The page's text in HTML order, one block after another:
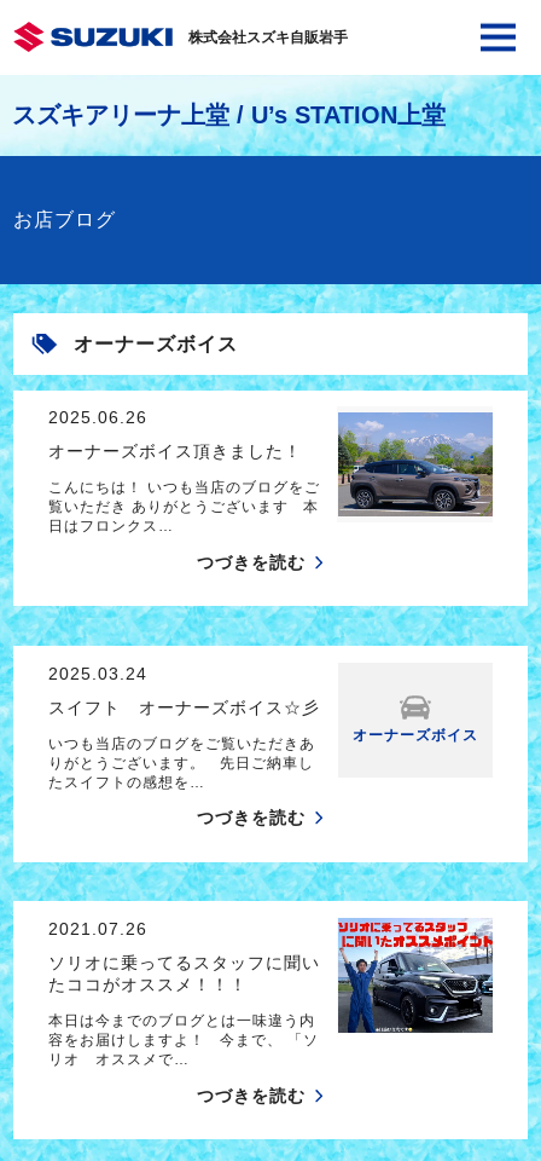
株式会社スズキ自販岩手
スズキアリーナ上堂 / U’s STATION上堂
お店ブログ
オーナーズボイス
2025.06.26
オーナーズボイス頂きました！
こんにちは！ いつも当店のブログをご
覧いただき ありがとうございます 本
日はフロンクス…
つづきを読む
2025.03.24
スイフト オーナーズボイス☆彡
いつも当店のブログをご覧いただきあ
りがとうございます。 先日ご納車し
たスイフトの感想を…
つづきを読む
オーナーズボイス
2021.07.26
ソリオに乗ってるスタッフに聞い
たココがオススメ！！！
本日は今までのブログとは一味違う内
容をお届けしますよ！ 今まで、 「ソ
リオ オススメで…
つづきを読む